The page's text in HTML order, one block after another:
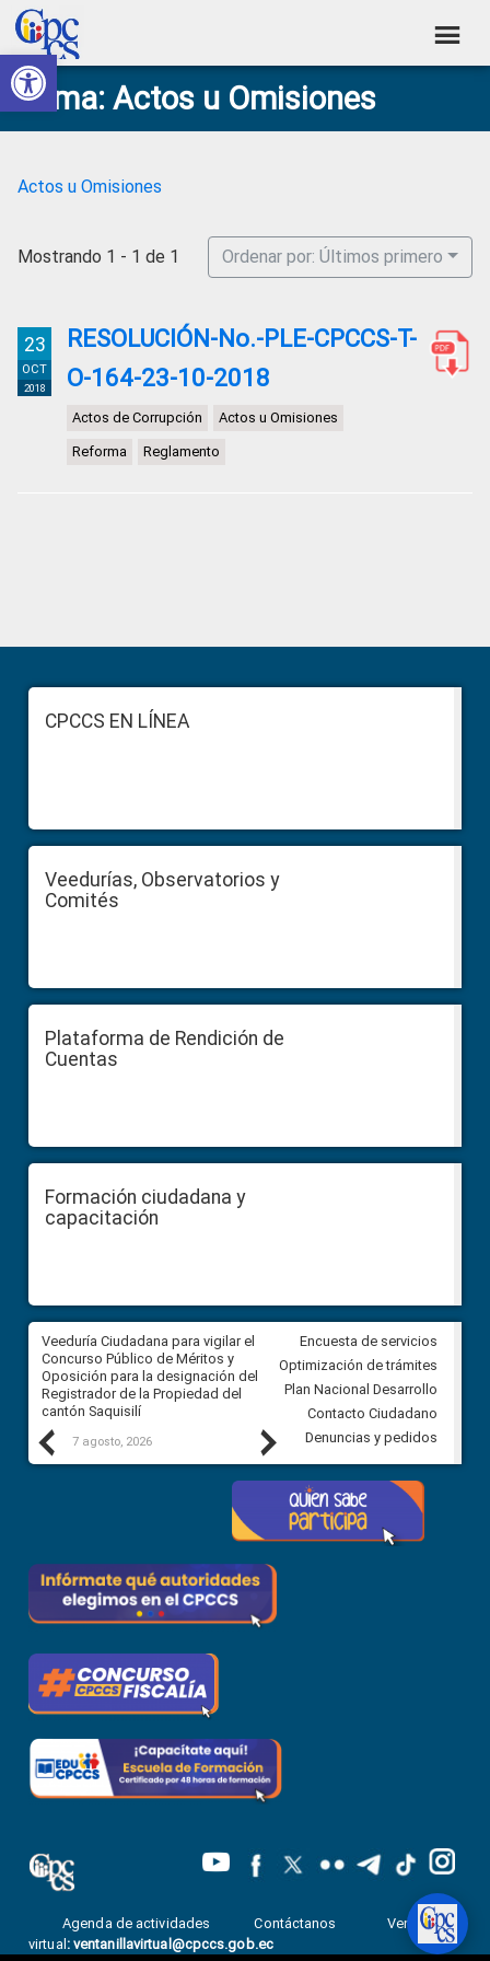
Abrir barra de herramientas
Skip
to
primary
navigation
Skip
to
main
content
Skip
to
primary
sidebar
Skip
to
footer
Consejo
de
Ciudadana
Control
Construyendo
Poder
Ciudadano
Tema: Actos u Omisiones
Actos u Omisiones
Mostrando 1 - 1 de 1 Ordenar por: Últimos primero
23
OCT
2018
RESOLUCIÓN-No.-PLE-CPCCS-T-
O-164-23-10-2018
Actos de Corrupción Actos u Omisiones
Reforma Reglamento
Sidebar
FooterCPCCS EN LÍNEA
Veedurías, Observatorios y
Comités
Plataforma de Rendición de
Cuentas
Formación ciudadana y
capacitación
Previous
Veeduría Ciudadana para vigilar el
Concurso Público de Méritos y
Oposición para la designación del
Registrador de la Propiedad del
cantón Saquisilí
7 agosto, 2026
Veeduría Ciudadana para
construcción del asfaltado de
Ballenita del cantón Santa
7 agosto, 2026
Next
Encuesta de servicios
Optimización de trámites
Plan Nacional Desarrollo
Contacto Ciudadano
Denuncias y pedidos
Agenda de actividades Contáctanos
Ventanilla
virtual : ventanillavirtual@cpccs.gob.ec